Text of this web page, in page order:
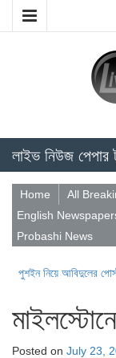
লাইভ নিউজ পেপার
Home All
English
Probashi News
আবিদুলের পোস্ট ভাইরাল
Posted on July 23,